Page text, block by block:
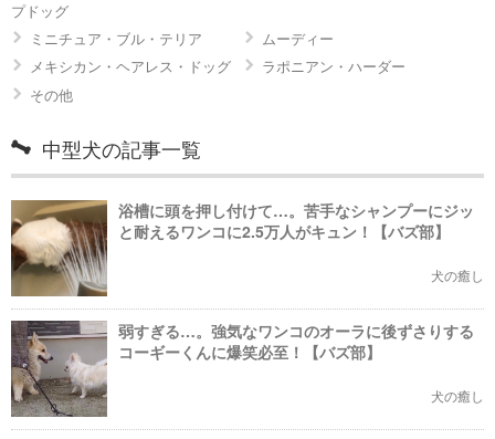
プドッグ
ミニチュア・ブル・テリア
ムーディー
メキシカン・ヘアレス・ドッグ
ラポニアン・ハーダー
その他
中型犬の記事一覧
浴槽に頭を押し付けて…。苦手なシャンプーにジッ
と耐えるワンコに2.5万人がキュン！【バズ部】
犬の癒し
弱すぎる…。強気なワンコのオーラに後ずさりする
コーギーくんに爆笑必至！【バズ部】
犬の癒し